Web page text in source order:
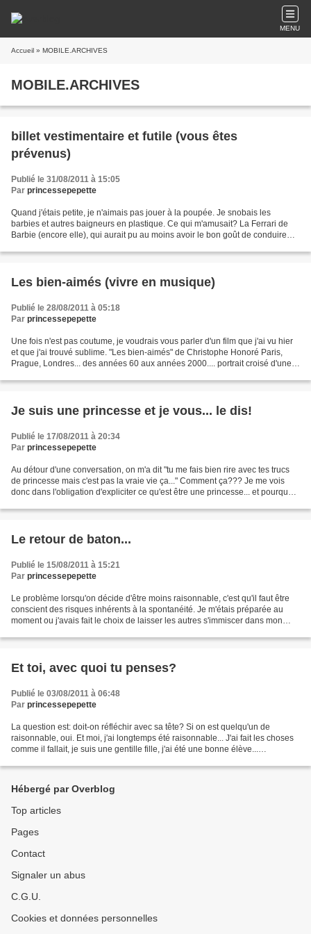
MENU
Accueil » MOBILE.ARCHIVES
MOBILE.ARCHIVES
billet vestimentaire et futile (vous êtes
prévenus)
Publié le 31/08/2011 à 15:05
Par princessepepette
Quand j'étais petite, je n'aimais pas jouer à la poupée. Je snobais les
barbies et autres baigneurs en plastique. Ce qui m'amusait? La Ferrari de
Barbie (encore elle), qui aurait pu au moins avoir le bon goût de conduire
Les bien-aimés (vivre en musique)
Publié le 28/08/2011 à 05:18
Par princessepepette
Une fois n'est pas coutume, je voudrais vous parler d'un film que j'ai vu hier
et que j'ai trouvé sublime. "Les bien-aimés" de Christophe Honoré Paris,
Prague, Londres... des années 60 aux années 2000.... portrait croisé d'une
Je suis une princesse et je vous... le dis!
Publié le 17/08/2011 à 20:34
Par princessepepette
Au détour d'une conversation, on m'a dit "tu me fais bien rire avec tes trucs
de princesse mais c'est pas la vraie vie ça..." Comment ça??? Je me vois
donc dans l'obligation d'expliciter ce qu'est être une princesse... et pourquoi
Le retour de baton...
Publié le 15/08/2011 à 15:21
Par princessepepette
Le problème lorsqu'on décide d'être moins raisonnable, c'est qu'il faut être
conscient des risques inhérents à la spontanéité. Je m'étais préparée au
moment ou j'avais fait le choix de laisser les autres s'immiscer dans mon
Et toi, avec quoi tu penses?
Publié le 03/08/2011 à 06:48
Par princessepepette
La question est: doit-on réfléchir avec sa tête? Si on est quelqu'un de
raisonnable, oui. Et moi, j'ai longtemps été raisonnable... J'ai fait les choses
comme il fallait, je suis une gentille fille, j'ai été une bonne élève...
Hébergé par Overblog
Top articles
Pages
Contact
Signaler un abus
C.G.U.
Cookies et données personnelles